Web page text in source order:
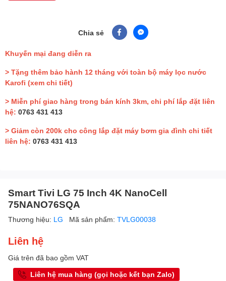
Chia sẻ
Khuyến mại đang diễn ra
> Tặng thêm bảo hành 12 tháng với toàn bộ máy lọc nước
Karofi (xem chi tiết)
> Miễn phí giao hàng trong bán kính 3km, chi phí lắp đặt liên
hệ: 0763 431 413
> Giảm còn 200k cho công lắp đặt máy bơm gia đình chi tiết
liên hệ: 0763 431 413
Smart Tivi LG 75 Inch 4K NanoCell
75NANO76SQA
Thương hiệu: LG Mã sản phẩm: TVLG00038
Liên hệ
Giá trên đã bao gồm VAT
Liên hệ mua hàng (gọi hoặc kết bạn Zalo)